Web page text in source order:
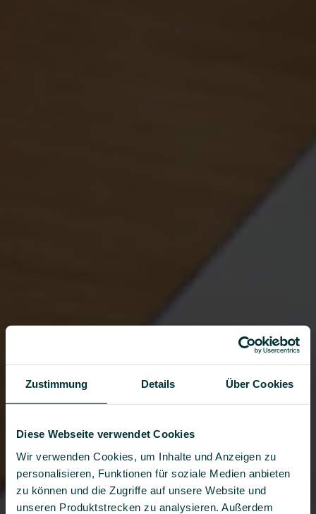
Zustimmung Details Über Cookies
Diese Webseite verwendet Cookies
Wir verwenden Cookies, um Inhalte und Anzeigen zu
personalisieren, Funktionen für soziale Medien anbieten
zu können und die Zugriffe auf unsere Website und
unseren Produktstrecken zu analysieren. Außerdem